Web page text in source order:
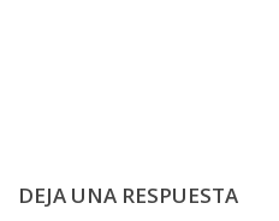
DEJA UNA RESPUESTA